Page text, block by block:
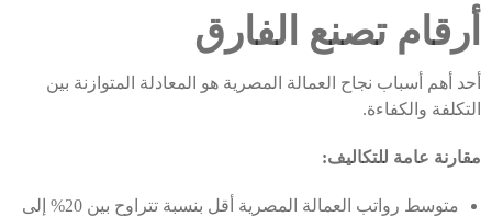
أرقام تصنع الفارق
أحد أهم أسباب نجاح العمالة المصرية هو المعادلة المتوازنة بين
التكلفة والكفاءة.
مقارنة عامة للتكاليف:
متوسط رواتب العمالة المصرية أقل بنسبة تتراوح بين 20% إلى